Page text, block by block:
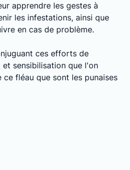
apprendre les gestes à
les infestations, ainsi que
en cas de problème.
ces efforts de
sensibilisation que l'on
fléau que sont les punaises